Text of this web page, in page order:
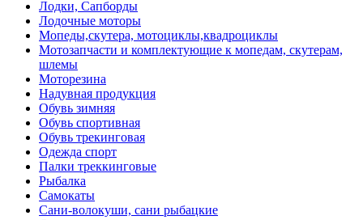
Лодки, Сапборды
Лодочные моторы
Мопеды,скутера, мотоциклы,квадроциклы
Мотозапчасти и комплектующие к мопедам, скутерам,
шлемы
Моторезина
Надувная продукция
Обувь зимняя
Обувь спортивная
Обувь трекинговая
Одежда спорт
Палки треккинговые
Рыбалка
Самокаты
Сани-волокуши, сани рыбацкие